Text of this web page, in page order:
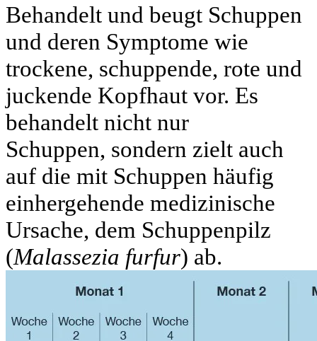
Behandelt und beugt Schuppen
und deren Symptome wie
trockene, schuppende, rote und
juckende Kopfhaut vor. Es
behandelt nicht nur
Schuppen, sondern zielt auch
auf die mit Schuppen häufig
einhergehende medizinische
Ursache, dem Schuppenpilz
(Malassezia furfur) ab.